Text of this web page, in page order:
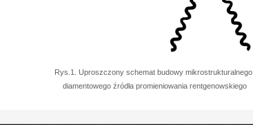
Rys.1. Uproszczony schemat budowy mikrostrukturalnego
diamentowego źródła promieniowania rentgenowskiego